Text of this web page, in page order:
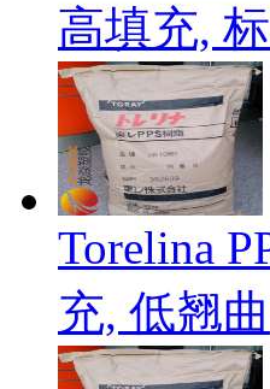
高填充,
Torelina
充, 低翘曲